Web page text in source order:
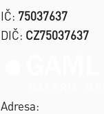
IČ: 75037637
DIČ: CZ75037637
Adresa: